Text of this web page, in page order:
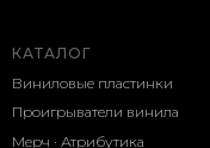
КАТАЛОГ
Виниловые пластинки
Проигрыватели винила
Мерч · Атрибутика